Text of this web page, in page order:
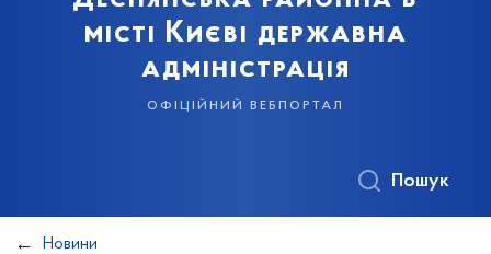
місті Києві державна
адміністрація
офіційний вебпортал
Пошук
Новини